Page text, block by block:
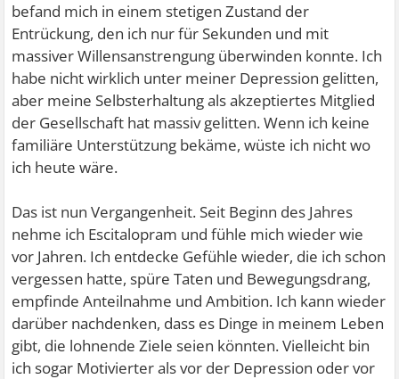
befand mich in einem stetigen Zustand der
Entrückung, den ich nur für Sekunden und mit
massiver Willensanstrengung überwinden konnte. Ich
habe nicht wirklich unter meiner Depression gelitten,
aber meine Selbsterhaltung als akzeptiertes Mitglied
der Gesellschaft hat massiv gelitten. Wenn ich keine
familiäre Unterstützung bekäme, wüste ich nicht wo
ich heute wäre.
Das ist nun Vergangenheit. Seit Beginn des Jahres
nehme ich Escitalopram und fühle mich wieder wie
vor Jahren. Ich entdecke Gefühle wieder, die ich schon
vergessen hatte, spüre Taten und Bewegungsdrang,
empfinde Anteilnahme und Ambition. Ich kann wieder
darüber nachdenken, dass es Dinge in meinem Leben
gibt, die lohnende Ziele seien könnten. Vielleicht bin
ich sogar Motivierter als vor der Depression oder vor